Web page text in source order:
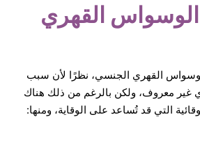
الوسواس القهري
القهري الجنسي، نظرًا لأن سبب
غير معروف، ولكن بالرغم من ذلك هناك
التي قد تُساعد على الوقاية، ومنها: